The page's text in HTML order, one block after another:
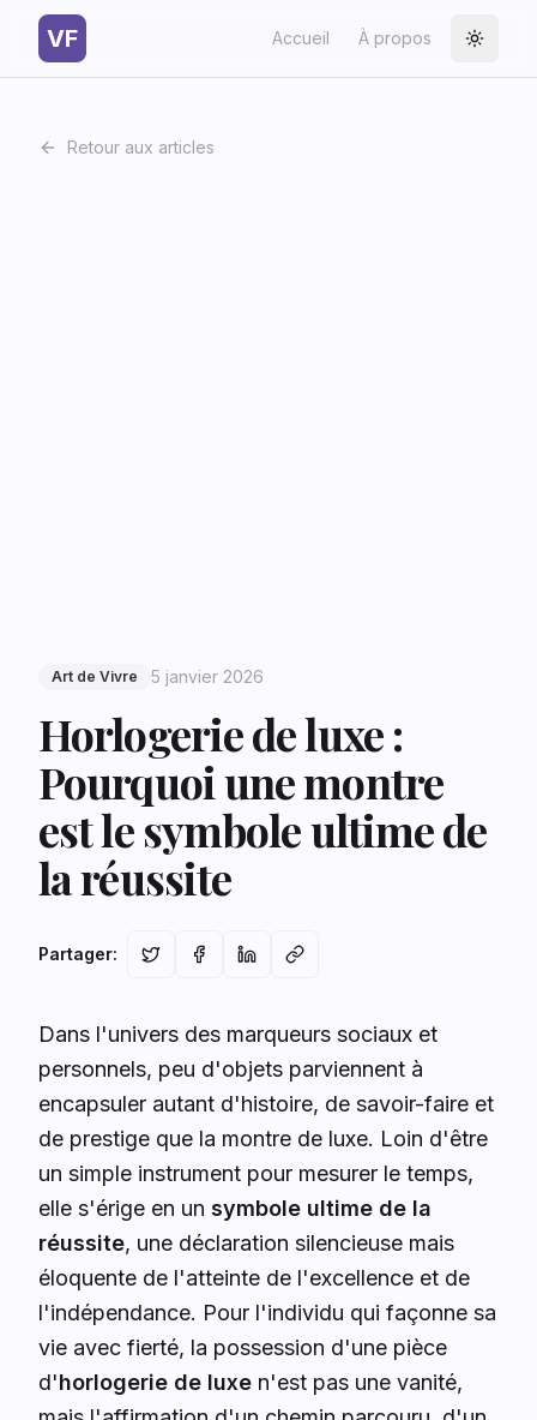
VF Accueil À propos Toggle
Retour aux articles
Art de Vivre 5 janvier 2026
Horlogerie de luxe :
Pourquoi une montre
est le symbole ultime de
la réussite
Partager:
Dans l'univers des marqueurs sociaux et
personnels, peu d'objets parviennent à
encapsuler autant d'histoire, de savoir-faire et
de prestige que la montre de luxe. Loin d'être
un simple instrument pour mesurer le temps,
elle s'érige en un symbole ultime de la
réussite, une déclaration silencieuse mais
éloquente de l'atteinte de l'excellence et de
l'indépendance. Pour l'individu qui façonne sa
vie avec fierté, la possession d'une pièce
d'horlogerie de luxe n'est pas une vanité,